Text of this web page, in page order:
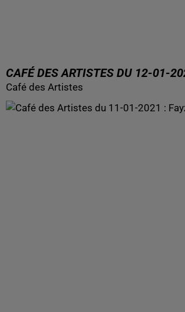
CAFÉ DES ARTISTES DU 12-01-
Café des Artistes